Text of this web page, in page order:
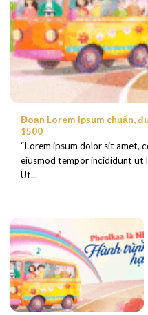
Đoạn Lorem Ipsum chuẩn,
1500
“Lorem ipsum dolor sit amet,
eiusmod tempor incididunt ut
Ut...